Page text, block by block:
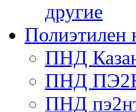
другие
Полиэтилен
ПНД
ПНД
ПНД